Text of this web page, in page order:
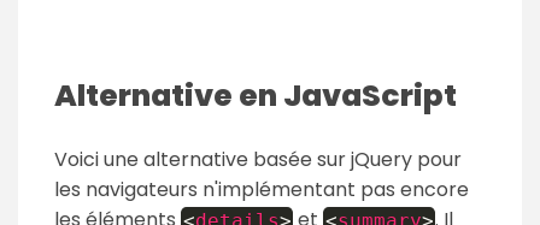
Alternative en JavaScript
Voici une alternative basée sur jQuery pour
les navigateurs n'implémentant pas encore
<details> <summary>